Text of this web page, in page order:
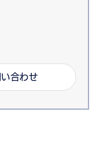
い合わせ